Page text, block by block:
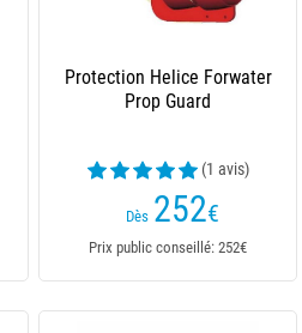
Protection Helice Forwater
Prop Guard
(1 avis)
Dès 252€
Prix public conseillé: 252€